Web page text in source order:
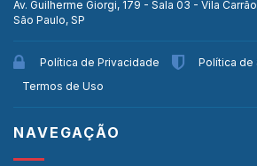
Av. Guilherme Giorgi, 179 - Sala 03 - Vila
São Paulo, SP
Política de Privacidade
Política de
Termos de Uso
NAVEGAÇÃO